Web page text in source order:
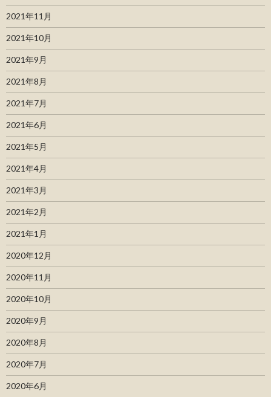
2021年11月
2021年10月
2021年9月
2021年8月
2021年7月
2021年6月
2021年5月
2021年4月
2021年3月
2021年2月
2021年1月
2020年12月
2020年11月
2020年10月
2020年9月
2020年8月
2020年7月
2020年6月